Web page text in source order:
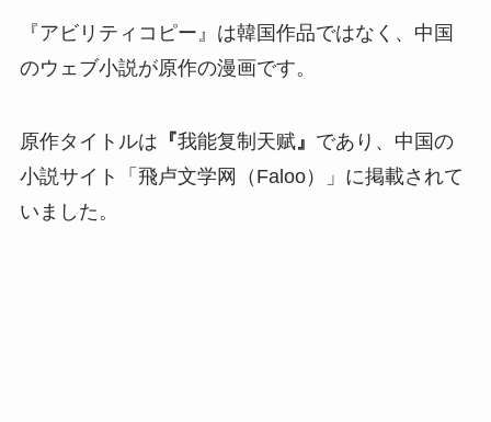
『アビリティコピー』は韓国作品ではなく、中国
のウェブ小説が原作の漫画です。
原作タイトルは 『我能复制天赋』 であり、中国の
小説サイト「飛卢文学网（Faloo）」に掲載されて
いました。